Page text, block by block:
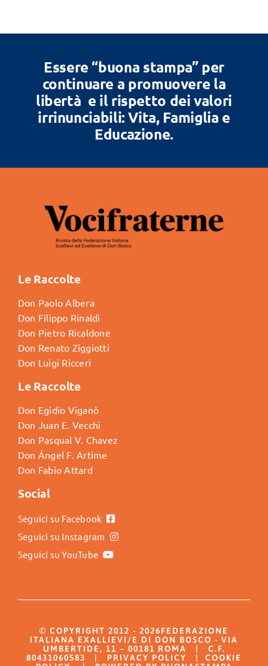
Essere “buona stampa” per
continuare a promuovere la
libertà e il rispetto dei valori
irrinunciabili: Vita, Famiglia e
Educazione.
Le Raccolte
Don Paolo Albera
Don Filippo Rinaldi
Don Pietro Ricaldone
Don Renato Ziggiotti
Don Luigi Ricceri
Le Raccolte
Don Egidio Viganò
Don Juan E. Vecchi
Don Pasqual V. Chavez
Don Ángel F. Artime
Don Fabio Attard
Social
Seguici su Facebook
Seguici su Instagram
Seguici su YouTube
© COPYRIGHT 2012 - 2026FEDERAZIONE
ITALIANA EXALLIEVI/E DI DON BOSCO - VIA
UMBERTIDE, 11 – 00181 ROMA | C.F.
80431060583 | PRIVACY POLICY | COOKIE